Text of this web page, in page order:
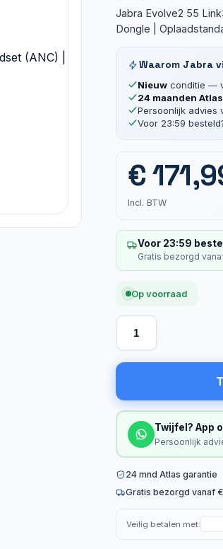
Jabra Evolve2 55
Dongle |
Waarom Jabra
Nieuwconditie —
24 maanden
Persoonlijk advies
Voor 23:59
€
Incl. BTW
Voor 23:59
Gratis bezorgd
Op voorraad
Twijfel? App
Persoonlijk
24 mnd Atlas garantie
Gratis bezorgd vanaf
Veilig betalen met: